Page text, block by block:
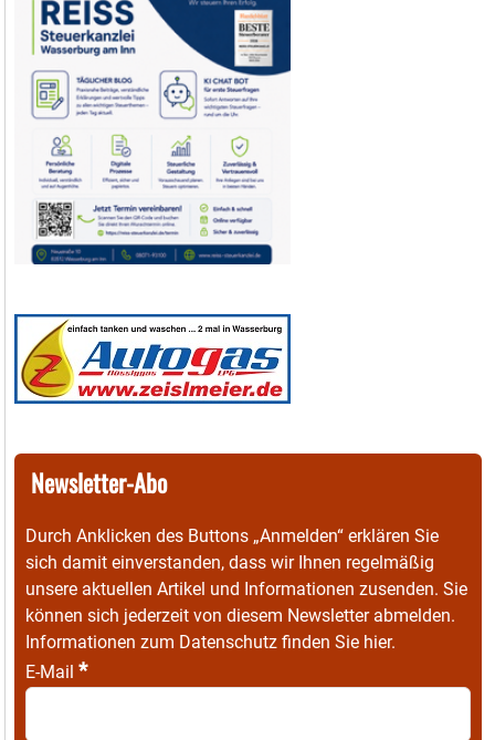
Newsletter-Abo
Durch Anklicken des Buttons „Anmelden“ erklären Sie
sich damit einverstanden, dass wir Ihnen regelmäßig
unsere aktuellen Artikel und Informationen zusenden. Sie
können sich jederzeit von diesem Newsletter abmelden.
Informationen zum Datenschutz finden Sie hier.
E-Mail *